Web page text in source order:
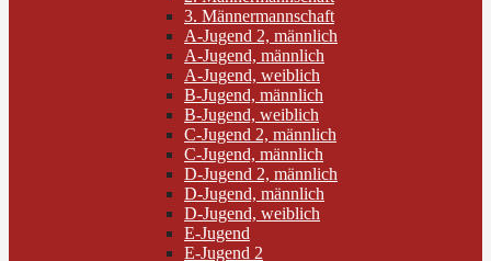
3. Männermannschaft
A-Jugend 2, männlich
A-Jugend, männlich
A-Jugend, weiblich
B-Jugend, männlich
B-Jugend, weiblich
C-Jugend 2, männlich
C-Jugend, männlich
D-Jugend 2, männlich
D-Jugend, männlich
D-Jugend, weiblich
E-Jugend
E-Jugend 2